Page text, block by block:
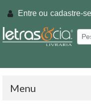
Entre ou cadastre-se
Menu